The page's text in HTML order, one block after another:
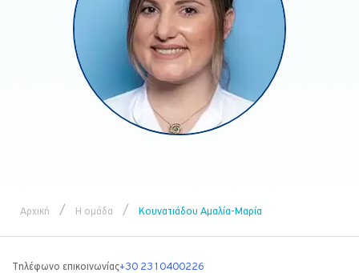
Αρχική / Η ομάδα / Κουνατιάδου Αμαλία-Μαρία
Τηλέφωνο επικοινωνίας+30 2310400226